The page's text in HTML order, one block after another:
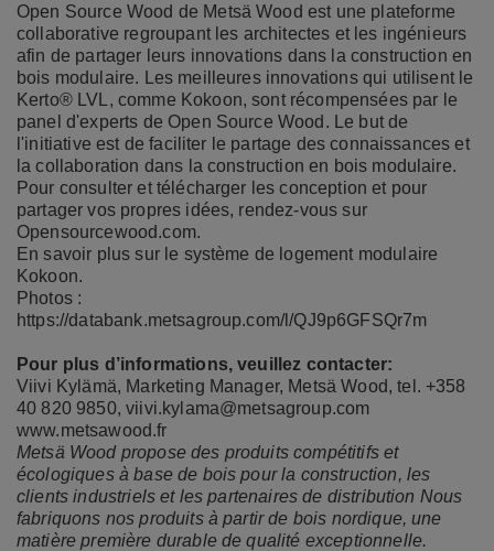
Open Source Wood de Metsä Wood est une plateforme
collaborative regroupant les architectes et les ingénieurs
afin de partager leurs innovations dans la construction en
bois modulaire. Les meilleures innovations qui utilisent le
Kerto® LVL, comme Kokoon, sont récompensées par le
panel d'experts de Open Source Wood. Le but de
l'initiative est de faciliter le partage des connaissances et
la collaboration dans la construction en bois modulaire.
Pour consulter et télécharger les conception et pour
partager vos propres idées, rendez-vous sur
Opensourcewood.com.
En savoir plus sur le système de logement modulaire
Kokoon.
Photos :
https://databank.metsagroup.com/l/QJ9p6GFSQr7m
Pour plus d’informations, veuillez contacter:
Viivi Kylämä, Marketing Manager, Metsä Wood, tel. +358
40 820 9850,viivi.kylama@metsagroup.com
www.metsawood.fr
Metsä Wood propose des produits compétitifs et
écologiques à base de bois pour la construction, les
clients industriels et les partenaires de distribution Nous
fabriquons nos produits à partir de bois nordique, une
matière première durable de qualité exceptionnelle.